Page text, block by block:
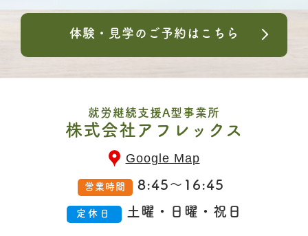
体験・見学のご予約はこちら
就労継続支援A型事業所
株式会社アフレックス
Google Map
営業時間 8:45～16:45
定休日 土曜・日曜・祝日